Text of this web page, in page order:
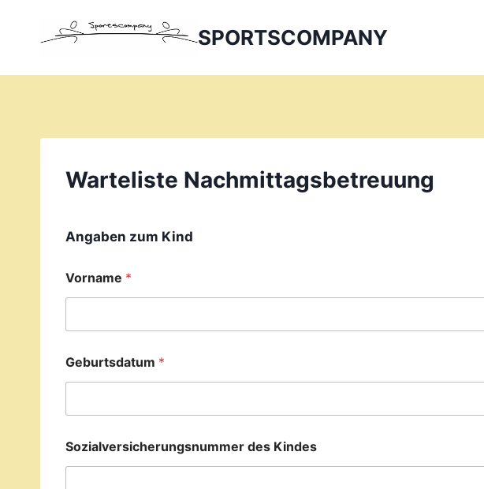
SPORTSCOMPANY
Warteliste Nachmittagsbetreuung
Angaben zum Kind
Vorname *
Geburtsdatum *
Sozialversicherungsnummer des Kindes